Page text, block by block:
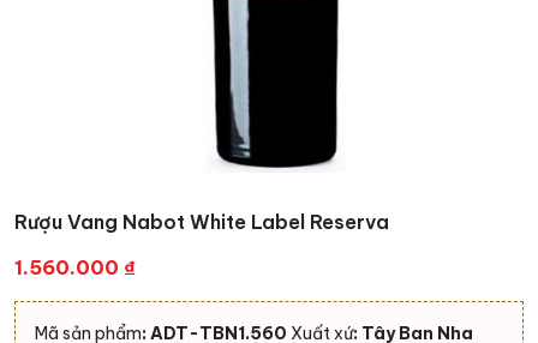
Rượu Vang Nabot White Label Reserva
1.560.000 ₫
Mã sản phẩm: ADT-TBN1.560 Xuất xứ: Tây Ban Nha